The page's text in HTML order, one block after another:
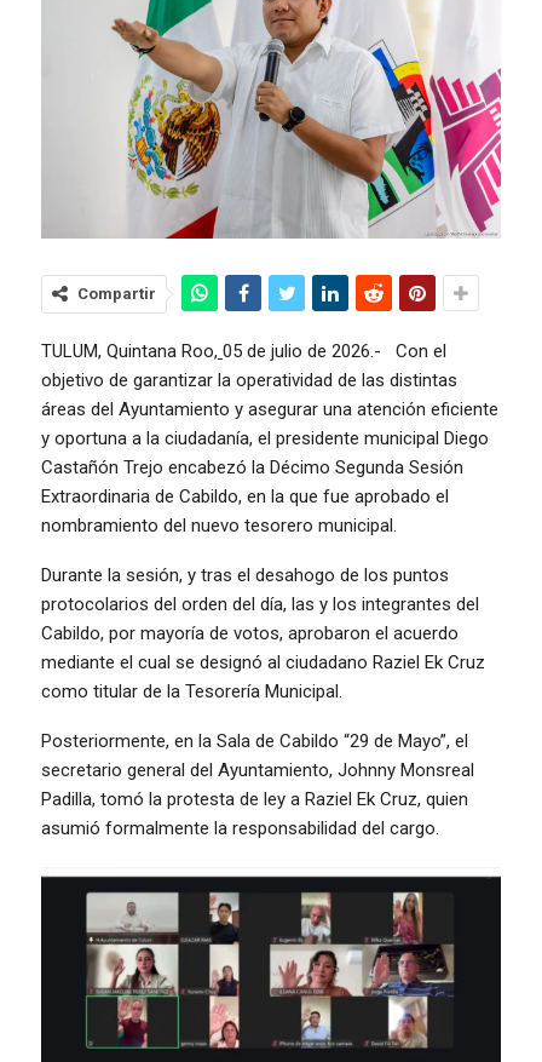
Compartir
TULUM, Quintana Roo, 05 de julio de 2026.- Con el
objetivo de garantizar la operatividad de las distintas
áreas del Ayuntamiento y asegurar una atención eficiente
y oportuna a la ciudadanía, el presidente municipal Diego
Castañón Trejo encabezó la Décimo Segunda Sesión
Extraordinaria de Cabildo, en la que fue aprobado el
nombramiento del nuevo tesorero municipal.
Durante la sesión, y tras el desahogo de los puntos
protocolarios del orden del día, las y los integrantes del
Cabildo, por mayoría de votos, aprobaron el acuerdo
mediante el cual se designó al ciudadano Raziel Ek Cruz
como titular de la Tesorería Municipal.
Posteriormente, en la Sala de Cabildo “29 de Mayo”, el
secretario general del Ayuntamiento, Johnny Monsreal
Padilla, tomó la protesta de ley a Raziel Ek Cruz, quien
asumió formalmente la responsabilidad del cargo.